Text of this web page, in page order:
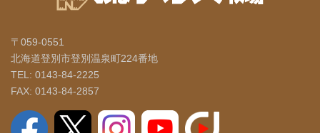
〒059-0551
北海道登別市登別温泉町224番地
TEL: 0143-84-2225
FAX: 0143-84-2857